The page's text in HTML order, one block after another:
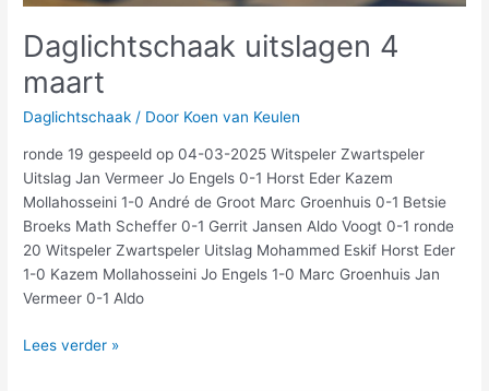
Daglichtschaak uitslagen 4
maart
Daglichtschaak / Door Koen van Keulen
ronde 19 gespeeld op 04-03-2025 Witspeler Zwartspeler
Uitslag Jan Vermeer Jo Engels 0-1 Horst Eder Kazem
Mollahosseini 1-0 André de Groot Marc Groenhuis 0-1 Betsie
Broeks Math Scheffer 0-1 Gerrit Jansen Aldo Voogt 0-1 ronde
20 Witspeler Zwartspeler Uitslag Mohammed Eskif Horst Eder
1-0 Kazem Mollahosseini Jo Engels 1-0 Marc Groenhuis Jan
Vermeer 0-1 Aldo
Lees verder »